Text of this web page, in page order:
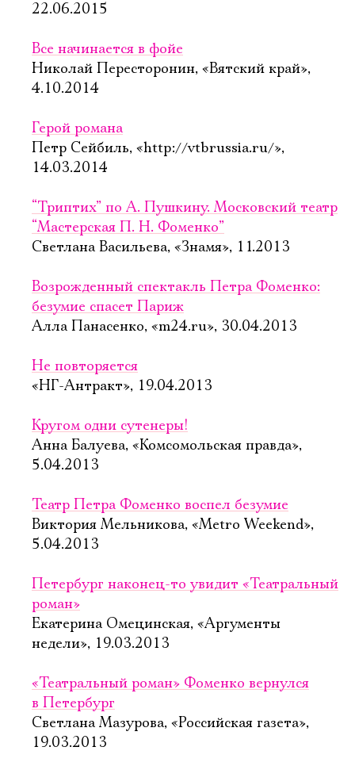
22.06.2015
Все начинается в фойе
Николай Пересторонин, «Вятский край»,
4.10.2014
Герой романа
Петр Сейбиль, «http://vtbrussia.ru/»,
14.03.2014
“Триптих” по А. Пушкину. Московский театр
“Мастерская П. Н. Фоменко”
Светлана Васильева, «Знамя», 11.2013
Возрожденный спектакль Петра Фоменко:
безумие спасет Париж
Алла Панасенко, «m24.ru», 30.04.2013
Не повторяется
«НГ-Антракт», 19.04.2013
Кругом одни сутенеры!
Анна Балуева, «Комсомольская правда»,
5.04.2013
Театр Петра Фоменко воспел безумие
Виктория Мельникова, «Metro Weekend»,
5.04.2013
Петербург наконец-то увидит «Театральный
роман»
Екатерина Омецинская, «Аргументы
недели», 19.03.2013
«Театральный роман» Фоменко вернулся
в Петербург
Светлана Мазурова, «Российская газета»,
19.03.2013